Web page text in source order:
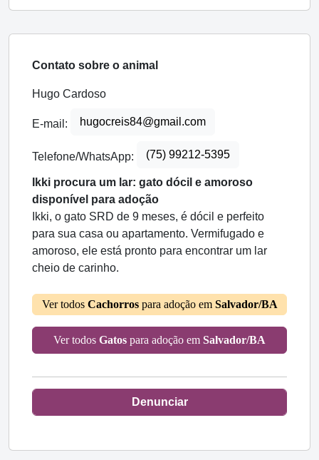
Contato sobre o animal
Hugo Cardoso
E-mail: hugocreis84@gmail.com
Telefone/WhatsApp: (75) 99212-5395
Ikki procura um lar: gato dócil e amoroso
disponível para adoção
Ikki, o gato SRD de 9 meses, é dócil e perfeito
para sua casa ou apartamento. Vermifugado e
amoroso, ele está pronto para encontrar um lar
cheio de carinho.
Ver todos Cachorrospara adoção em Salvador/BA
Ver todos Gatos para adoção em Salvador/BA
Denunciar